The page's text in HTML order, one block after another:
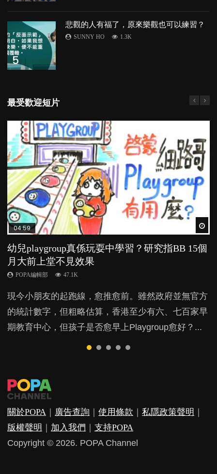
5
悲觀的人有福了，原來樂觀也可以練習？
SUNNY HO 1.3K
最受歡迎短片
04:59
幼兒playgroup真係玩耍中學習？研究指BB 15個
月大前上堂不見效果
POPA編輯部 47.1K
現今小朋友的起跑線，愈推愈前。雖然政府並無官方
的統計數字，但粗略估算，香港至少有六、七百家早
期教育中心，但孩子是否愈早上Playgroup愈好？...
03:39
幼稚園遊戲課 如何刺激幼兒自發學習取代獎勵
與懲罰？
POPA編輯部 33.1K
由美國學者所創的 tools of the mind 課程，學生以遊
戲方式學習，學術能力和自制能力亦明顯比其他小朋
友優勝，到底這課程有何特別之處？...
03:02
老公患產後憂鬱症對BB的影響
POPA編輯部 15.9K
鬱，影響日常生活，嚴重的甚至會有自殺，或傷害小
朋友的念頭。但為何爸爸患上產後抑鬱往往難以察
覺？...
04:06
全職好？在職好？｜全職媽媽與在職媽媽的壓
力與價值
POPA編輯部 25.8K
許多媽媽心底可能都有一刻掙扎過：究竟全職好，還
是在職好。雖說每個家庭都有自己的獨特狀況和考慮
因素，但原來全職和在職媽媽所養育的子女其實都各
03:41
BB口腔期乜都放入口，父母該制止還是放手？
POPA編輯部 25.5K
成吮手指的習慣，大個就很難戒，但原來一刀切阻止
他們放東西入口，隨時會影響孩子的身心發展？...
關於POPA 廣告查詢 使用條款 私隱政策聲明
版權聲明
加入我們
支持POPA
Copyright © 2026. POPA Channel